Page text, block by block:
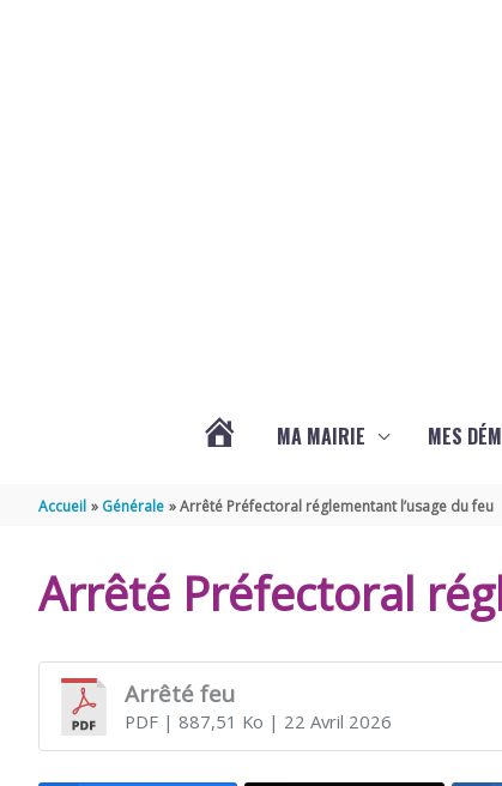
MA MAIRIE MES
Accueil Générale Arrêté Préfectoral réglementant l’usage du feu
Arrêté Préfectoral
Arrêté feu
PDF| 887,51 Ko | 22 Avril 2026